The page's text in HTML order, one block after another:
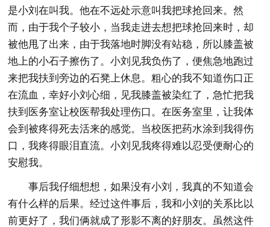
是小刘在叫我。他在不远处示意叫我把球抢回来。然
而，由于我个子较小，当我走进去想把球抢回来时，却
被他甩了出来，由于我落地时脚没有站稳，所以膝盖被
地上的小石子擦伤了。小刘见我负伤了，便焦急地跑过
来把我扶到旁边的石凳上休息。粗心的我不知道伤口正
在流血，幸好小刘心细，见我膝盖被染红了，急忙把我
扶到医务室让校医帮我处理伤口。在医务室里，让我体
会到被疼得死去活来的感觉。当校医把药水涂到我得伤
口，我疼得眼泪直流。小刘见我疼得难以忍受便耐心的
安慰我。
事后我仔细想想，如果没有小刘，我真的不知道会
有什么样的后果。经过这件事后，我和小刘的关系比以
前更好了，我们俩就成了形影不离的好朋友。虽然这件